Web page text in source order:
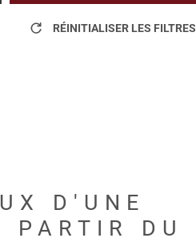
RÉINITIALISER LES FILTRES
D'UNE
DU